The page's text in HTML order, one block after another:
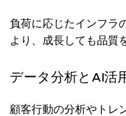
負荷に応じたインフラ
より、成長しても品質
データ分析とAI活
顧客行動の分析やトレ